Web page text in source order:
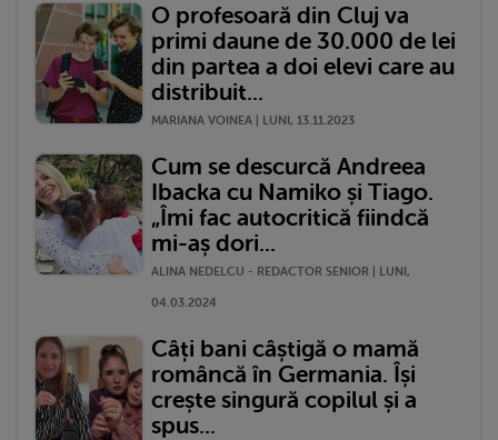
O profesoară din Cluj va
primi daune de 30.000 de lei
din partea a doi elevi care au
distribuit...
MARIANA VOINEA | LUNI, 13.11.2023
Cum se descurcă Andreea
Ibacka cu Namiko și Tiago.
„Îmi fac autocritică fiindcă
mi-aș dori...
ALINA NEDELCU - REDACTOR SENIOR | LUNI,
04.03.2024
Câți bani câștigă o mamă
româncă în Germania. Își
crește singură copilul și a
spus...